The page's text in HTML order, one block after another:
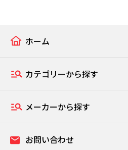
ホーム
カテゴリーから探す
メーカーから探す
お問い合わせ